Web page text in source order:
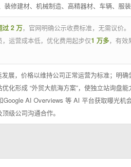
修建材、机械制造、高精器材、车辆、服装
过 2 万，官网明确公示收费标准，无需议价。
运营成本低，优化费用起步仅1 万多，有效
发展，价格以维持公司正常运营为标准；明
化形成 “外贸大航海方案”，使独立站询盘能
AI Overviews 等 AI 平台获取曝光机会
级公司沟通合作。